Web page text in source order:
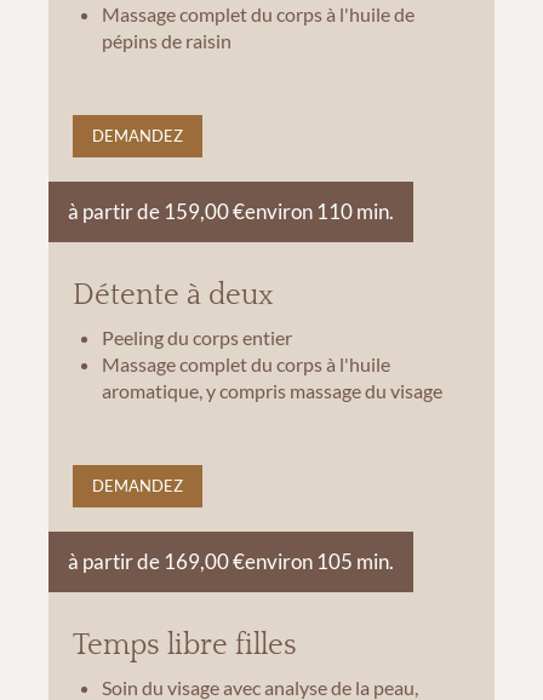
Massage complet du corps à l'huile de
pépins de raisin
DEMANDEZ
Détente à deux
à partir de 159,00 €environ 110 min.
Peeling du corps entier
Massage complet du corps à l'huile
aromatique, y compris massage du visage
DEMANDEZ
Temps libre filles
à partir de 169,00 €environ 105 min.
Soin du visage avec analyse de la peau,